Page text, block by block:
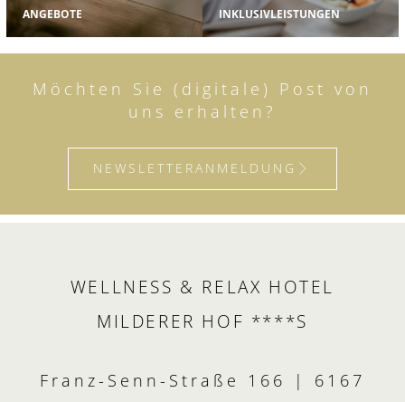
ANGEBOTE INKLUSIVLEISTUNGEN
Möchten Sie (digitale) Post von
uns erhalten?
NEWSLETTERANMELDUNG
WELLNESS & RELAX HOTEL
MILDERER HOF ****S
Franz-Senn-Straße 166 | 6167